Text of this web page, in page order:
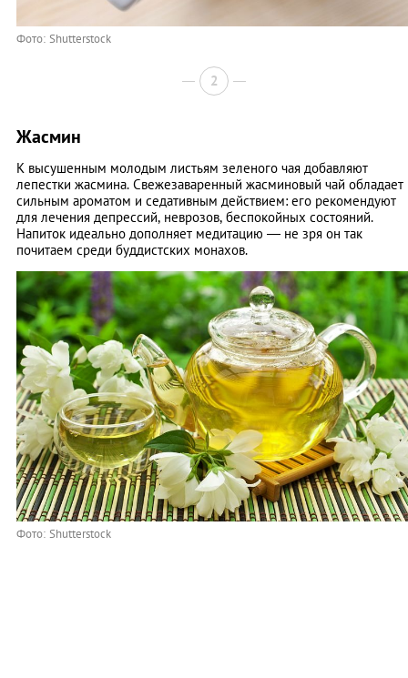
Фото: Shutterstock
2
Жасмин
К высушенным молодым листьям зеленого чая добавляют
лепестки жасмина. Свежезаваренный жасминовый чай обладает
сильным ароматом и седативным действием: его рекомендуют
для лечения депрессий, неврозов, беспокойных состояний.
Напиток идеально дополняет медитацию — не зря он так
почитаем среди буддистских монахов.
Фото: Shutterstock